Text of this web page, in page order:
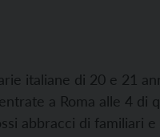
italiane di 20 e 21
a Roma alle 4 di
abbracci di familiari e